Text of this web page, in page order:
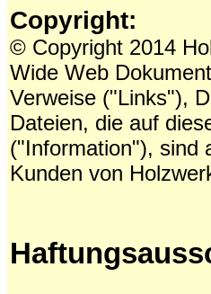
Copyright:
© Copyright 2014
Wide Web
Verweise ("Links"),
Dateien, die auf
("Information"), sind
Kunden von